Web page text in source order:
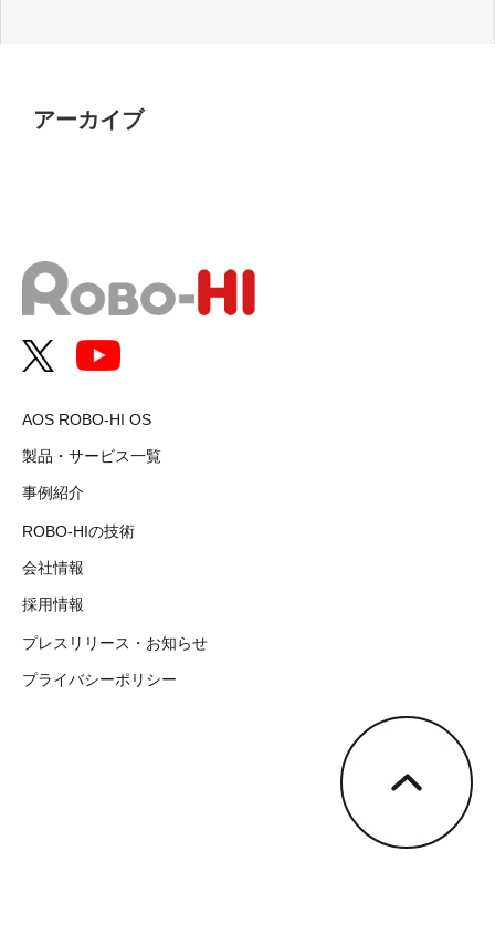
アーカイブ
AOS ROBO-HI OS
製品・サービス一覧
事例紹介
ROBO-HIの技術
会社情報
採用情報
プレスリリース・お知らせ
プライバシーポリシー